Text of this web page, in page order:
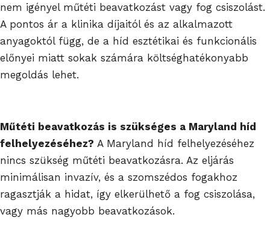
nem igényel műtéti beavatkozást vagy fog csiszolást.
A pontos ár a klinika díjaitól és az alkalmazott
anyagoktól függ, de a híd esztétikai és funkcionális
előnyei miatt sokak számára költséghatékonyabb
megoldás lehet.
Műtéti beavatkozás is szükséges a Maryland híd
felhelyezéséhez? A Maryland híd felhelyezéséhez
nincs szükség műtéti beavatkozásra. Az eljárás
minimálisan invazív, és a szomszédos fogakhoz
ragasztják a hidat, így elkerülhető a fog csiszolása,
vagy más nagyobb beavatkozások.